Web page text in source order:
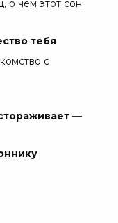
о чем этот сон:
тебя
с
—